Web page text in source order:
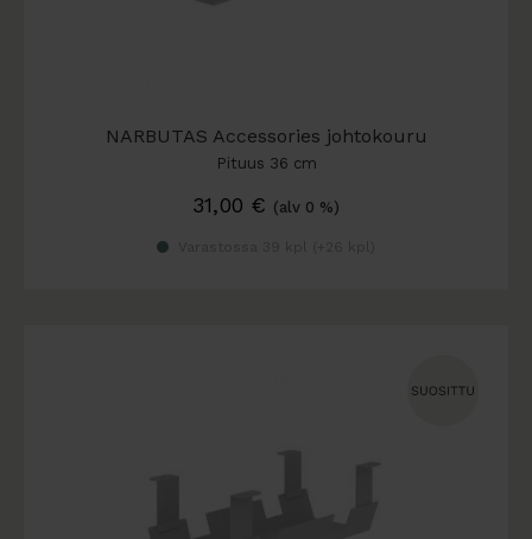
NARBUTAS Accessories johtokouru
Pituus 36 cm
31,00 € (alv 0 %)